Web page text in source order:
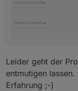
Leider geht der
entmutigen
Erfahrung ;-)